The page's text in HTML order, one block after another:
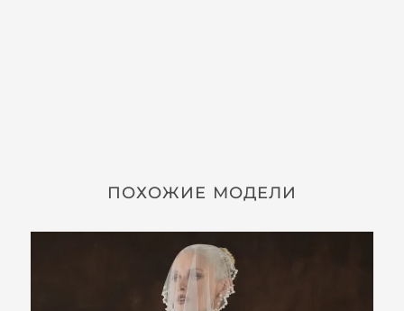
ПОХОЖИЕ МОДЕЛИ